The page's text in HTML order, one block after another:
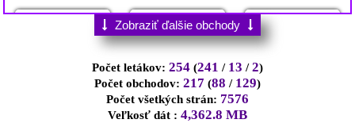
1 3 0
0 0
0 2
0 1
0 0
Zobraziť ďalšie obchody
Počet letákov: 254 (241 / 13 /2)
Počet obchodov: 217 (88 / 129)
Počet všetkých strán: 7576
Veľkosť dát : 4,362.8 MB